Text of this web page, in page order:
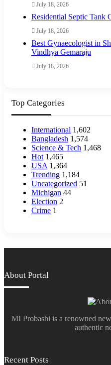
July 18, 2026
Residential Septic Tank
July 18, 2026
Best Gynaecologist in
Vindhya Gemaraju
July 18, 2026
Top Categories
International 1,602
Bangladesh 1,574
Science & Tech 1,468
Hot 1,465
USA 1,364
Trending 1,184
Uncategorized 51
Michigan 44
Election 2
Crime 1
About Portal
MI Probashi is a renowned
authentic
Recent Posts